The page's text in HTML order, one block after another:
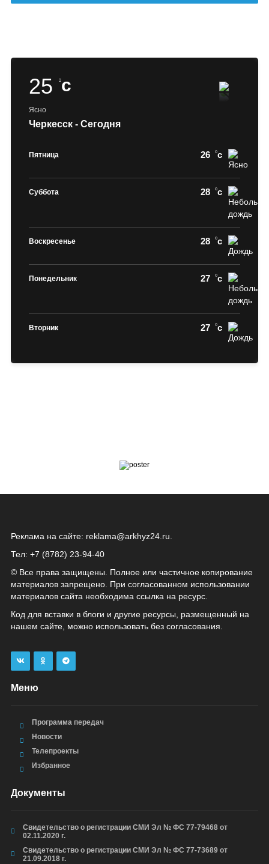
25 c
Ясно
Черкесск - Сегодня
Пятница 26 c
Суббота 28 c
Воскресенье 28 c
Понедельник 27 c
Вторник 27 c
Реклама на сайте: reklama@arkhyz24.ru.
Тел: +7 (8782) 23‑94‑40
© Все права защищены. Полное или частичное копирование
материалов запрещено. При согласованном использовании
материалов сайта необходима ссылка на ресурс.
Код для вставки в блоги и другие ресурсы, размещенный на
нашем сайте, можно использовать без согласования.
Меню
Программа передач
Новости
Телепроекты
Избранное
Документы
Свидетельство о регистрации СМИ Эл № ФС 77-79468 от
02.11.2020 г.
Свидетельство о регистрации СМИ Эл № ФС 77-73689 от
21.09.2018 г.